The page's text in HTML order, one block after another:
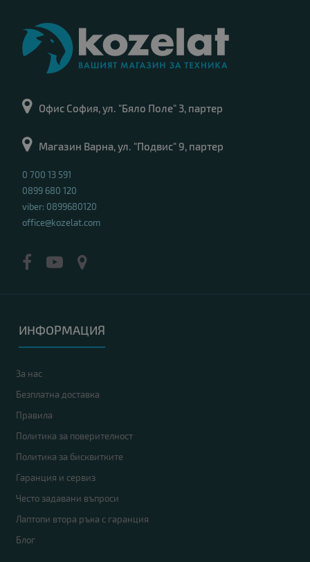
Офис София, ул. "Бяло Поле" 3, партер
Магазин Варна, ул. "Подвис" 9, партер
0 700 13 591
0899 680 120
viber: 0899680120
office@kozelat.com
ИНФОРМАЦИЯ
За нас
Безплатна доставка
Правила
Политика за поверителност
Политика за бисквитките
Гаранция и сервиз
Често задавани въпроси
Лаптопи втора ръка с гаранция
Блог